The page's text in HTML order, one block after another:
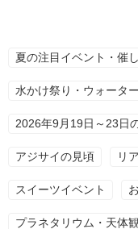
夏の注目イベント・催
水かけ祭り・ウォータ
2026年9月19日～23日
アジサイの見頃 リ
スイーツイベント
プラネタリウム・天体